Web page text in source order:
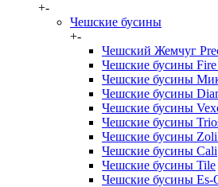
+-
Чешские бусины
+-
Чешский Жемчуг
Чешские бусины Fire
Чешские бусины
Чешские бусины
Чешские бусины
Чешские бусины
Чешские бусины
Чешские бусины Cali
Чешские бусины Tile
Чешские бусины Es-